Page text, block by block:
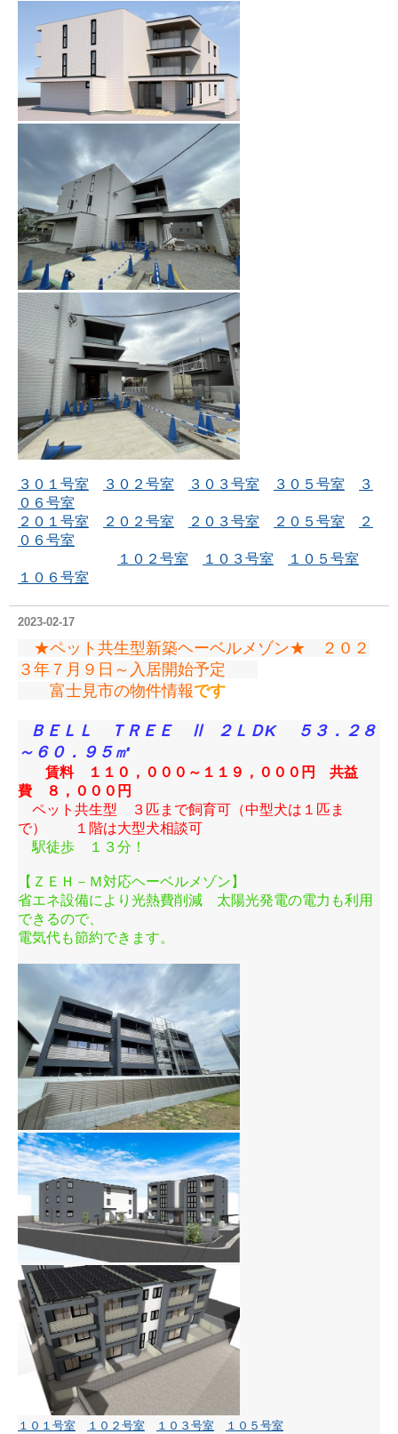
３０１号室 ３０２号室 ３０３号室 ３０５号室
３
０６号室
２０１号室
２０２号室 ２０３号室 ２０５号室
２
０６号室
１０２号室
１０３号室
１０５号室
１０６号室
2023-02-17
★ペット共生型新築ヘーベルメゾン★ ２０２
３年７月９日～入居開始予定
富士見市の物件情報です
ＢＥＬＬ ＴＲＥＥ Ⅱ
２ＬＤK ５３．２８
～６０．９５㎡
賃料 １１０，０００～１１９，０００円 共益
費 ８，０００円
ペット共生型 ３匹まで飼育可（中型犬は１匹ま
で） １階は大型犬相談可
駅徒歩 １３分！
【ＺＥＨ－Ｍ対応ヘーベルメゾン】
省エネ設備により光熱費削減 太陽光発電の電力も利用
できるので、
電気代も節約できます。
１０１号室 １０２号室 １０３号室
１０５号室